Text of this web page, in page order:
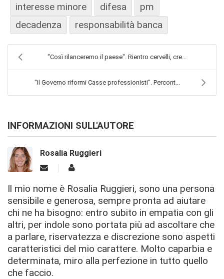
interesse minore
difesa
pm
decadenza
responsabilità banca
"Così rilanceremo il paese". Rientro cervelli, cre...
"Il Governo riformi Casse professionisti". Percont...
INFORMAZIONI SULL'AUTORE
Rosalia Ruggieri
Il mio nome è Rosalia Ruggieri, sono una persona
sensibile e generosa, sempre pronta ad aiutare
chi ne ha bisogno: entro subito in empatia con gli
altri, per indole sono portata più ad ascoltare che
a parlare, riservatezza e discrezione sono aspetti
caratteristici del mio carattere. Molto caparbia e
determinata, miro alla perfezione in tutto quello
che faccio.